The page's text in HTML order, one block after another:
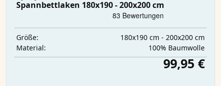
Spannbettlaken 180x190 - 200x200 cm
Größe:
180x190 cm - 200x200 cm
Material:
100% Baumwolle
99,95 €